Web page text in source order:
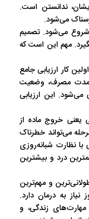
ندانستن است.
می‌شود.
شروع می‌شود. تصمیم
مهم این است که
کار ارزیابی جامع
مدت مصرف، وضعیت
این ارزیابی
یعنی خروج ماده از
می‌تواند خطرناک
نظارت شبانه‌روزی
درد و بیشترین
و مهم‌ترین
به درمان دارد.
مهارت‌های زندگی، و